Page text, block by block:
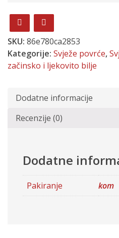
SKU: 86e780ca2853
Kategorije: Svježe povrće,
začinsko i ljekovito bilje
Dodatne informacije
Recenzije (0)
Dodatne
Pakiranje kom